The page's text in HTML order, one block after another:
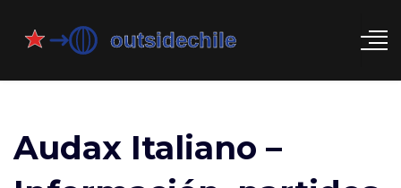
Audax Italiano –